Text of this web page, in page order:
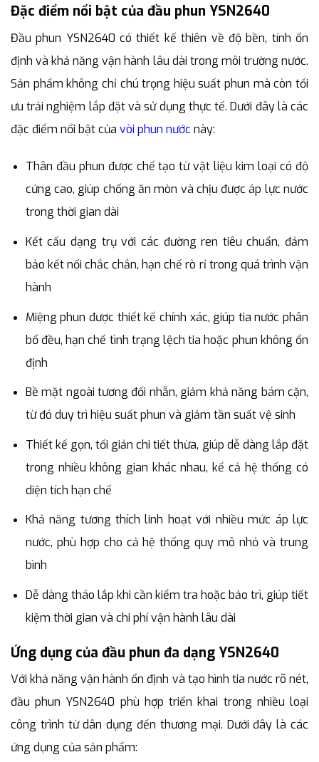
Đặc điểm nổi bật của đầu phun YSN2640
Đầu phun YSN2640 có thiết kế thiên về độ bền, tính ổn
định và khả năng vận hành lâu dài trong môi trường nước.
Sản phẩm không chỉ chú trọng hiệu suất phun mà còn tối
ưu trải nghiệm lắp đặt và sử dụng thực tế. Dưới đây là các
đặc điểm nổi bật của vòi phun nướcnày:
Thân đầu phun được chế tạo từ vật liệu kim loại có độ
cứng cao, giúp chống ăn mòn và chịu được áp lực nước
trong thời gian dài
Kết cấu dạng trụ với các đường ren tiêu chuẩn, đảm
bảo kết nối chắc chắn, hạn chế rò rỉ trong quá trình vận
hành
Miệng phun được thiết kế chính xác, giúp tia nước phân
bổ đều, hạn chế tình trạng lệch tia hoặc phun không ổn
định
Bề mặt ngoài tương đối nhẵn, giảm khả năng bám cặn,
từ đó duy trì hiệu suất phun và giảm tần suất vệ sinh
Thiết kế gọn, tối giản chi tiết thừa, giúp dễ dàng lắp đặt
trong nhiều không gian khác nhau, kể cả hệ thống có
diện tích hạn chế
Khả năng tương thích linh hoạt với nhiều mức áp lực
nước, phù hợp cho cả hệ thống quy mô nhỏ và trung
bình
Dễ dàng tháo lắp khi cần kiểm tra hoặc bảo trì, giúp tiết
kiệm thời gian và chi phí vận hành lâu dài
Ứng dụng của đầu phun đa dạng YSN2640
Với khả năng vận hành ổn định và tạo hình tia nước rõ nét,
đầu phun YSN2640 phù hợp triển khai trong nhiều loại
công trình từ dân dụng đến thương mại. Dưới đây là các
ứng dụng của sản phẩm: